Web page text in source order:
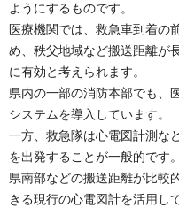
ようにするものです。
医療機関では、救急車到着の
め、秩父地域など搬送距離が
に有効と考えられます。
県内の一部の消防本部でも、
システムを導入しています。
一方、救急隊は心電図計測な
を出発することが一般的です。
県南部などの搬送距離が比較
きる現行の心電図計を活用し